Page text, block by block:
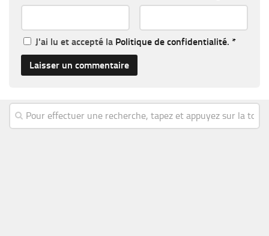
J'ai lu et accepté la Politique de confidentialité. *